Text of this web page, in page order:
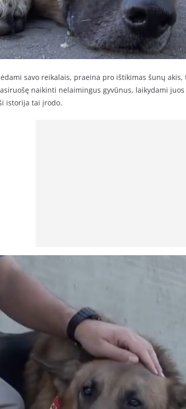
savo reikalais, praeina pro ištikimas šunų
naikinti nelaimingus gyvūnus, laikydami
istorija tai įrodo.